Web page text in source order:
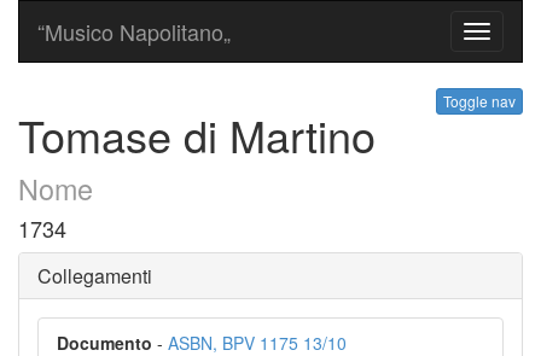
Toggle
“Musico Napolitano„
Toggle nav
Tomase di Martino
Nome
1734
Collegamenti
Documento - ASBN, BPV 1175 13/10